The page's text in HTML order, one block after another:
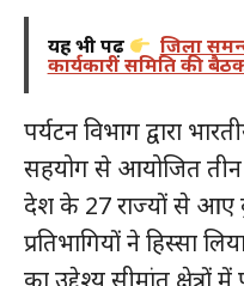
यह भी पढ़ें जिला
कार्यकारी समिति की
पर्यटन विभाग द्वारा
सहयोग से आयोजित
देश के 27 राज्यों से
प्रतिभागियों ने हिस्सा
का उद्देश्य सीमांत क्षेत्रों